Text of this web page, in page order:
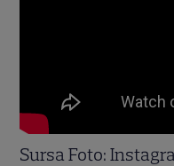
Sursa Foto: